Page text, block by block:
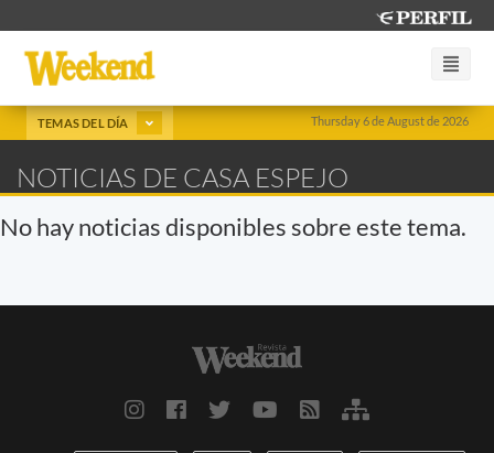
Thursday 6 de August de 2026
TEMAS DEL DÍA
NOTICIAS DE CASA ESPEJO
No hay noticias disponibles sobre este tema.